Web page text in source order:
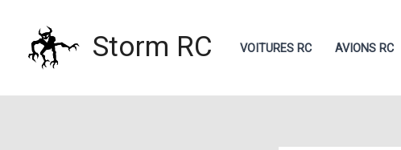
contenu
Storm RC VOITURES RC AVIONS RC